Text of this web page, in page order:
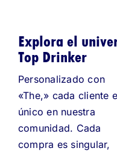
Explora el
Top Drinker
Personalizado con
«The,» cada cliente
único en nuestra
comunidad. Cada
compra es singular,